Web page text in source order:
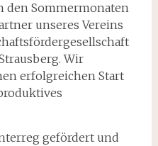
den Sommermonaten
unseres Vereins
Wir
erfolgreichen Start
gefördert und